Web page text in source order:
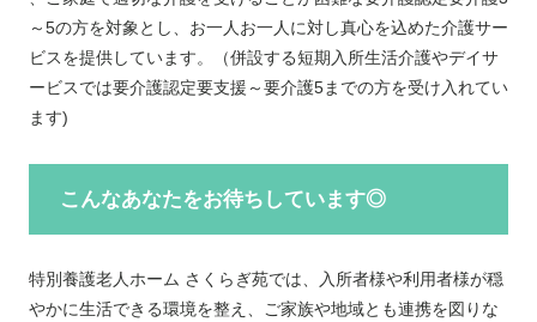
～5の方を対象とし、 お一人お一人に対し真心を込めた介護サー
ビスを提供しています。（併設する短期入所生活介護やデイサ
ービスでは要介護認定要支援～要介護5までの方を受け入れてい
ます)
こんなあなたをお待ちしています◎
特別養護老人ホーム さくらぎ苑では、
入所者様や利用者様が穏
やかに生活できる環境を整え、
ご家族や地域とも連携を図りな